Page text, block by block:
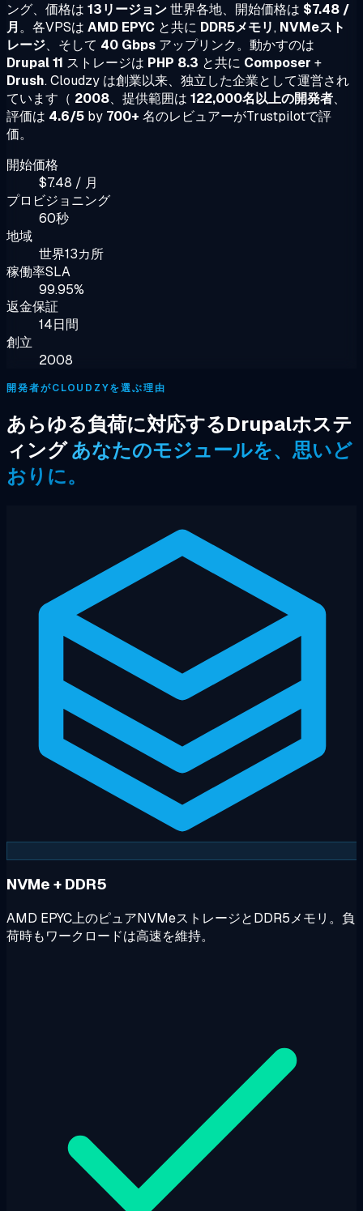
ング、価格は 13リージョン世界各地、開始価格は $7.48 /
月。各VPSは AMD EPYC と共に DDR5メモリ, NVMeスト
レージ、そして 40 Gbps アップリンク。動かすのは
Drupal 11 ストレージは PHP 8.3 と共に Composer +
Drush. Cloudzy は創業以来、独立した企業として運営され
ています（ 2008、提供範囲は 122,000名以上の開発者、
評価は 4.6/5 by 700+ 名のレビュアーがTrustpilotで評
価。
開始価格
$7.48 / 月
プロビジョニング
60秒
地域
世界13カ所
稼働率SLA
99.95%
返金保証
14日間
創立
2008
開発者がCLOUDZYを選ぶ理由
あらゆる負荷に対応するDrupalホステ
ィングあなたのモジュールを、思いど
おりに。
NVMe + DDR5
AMD EPYC上のピュアNVMeストレージとDDR5メモリ。負
荷時もワークロードは高速を維持。